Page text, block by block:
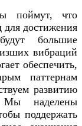
поймут, что
для достижения
большие
вибраций
обеспечить,
паттернам
развитию
наделены
поддержать